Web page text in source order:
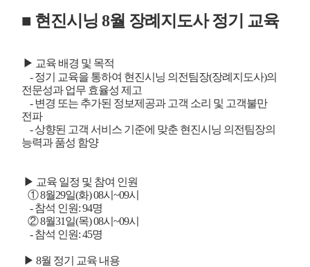
■ 현진시닝 8월 장례지도사 정기 교육
▶ 교육 배경 및 목적
- 정기 교육을 통하여 현진시닝 의전팀장(장례지도사)의
전문성과 업무 효율성 제고
- 변경 또는 추가된 정보제공과 고객 소리 및 고객불만
전파
- 상향된 고객 서비스 기준에 맞춘 현진시닝 의전팀장의
능력과 품성 함양
▶ 교육 일정 및 참여 인원
① 8월29일(화) 08시~09시
- 참석 인원: 94명
② 8월31일(목) 08시~09시
- 참석 인원: 45명
▶ 8월 정기 교육 내용